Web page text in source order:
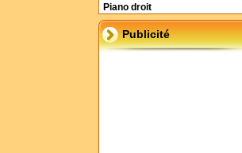
Piano droit
Publicité